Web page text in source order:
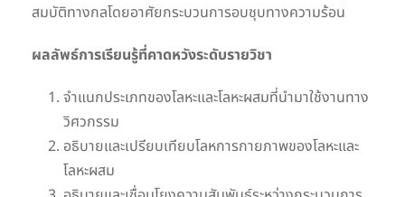
สมบัติทางกลโดยอาศัยกระบวนการอบชุบทางความร้อน
ผลลัพธ์การเรียนรู้ที่คาดหวังระดับรายวิชา
จำแนกประเภทของโลหะและโลหะผสมที่นำมาใช้งานทาง
วิศวกรรม
อธิบายและเปรียบเทียบโลหการกายภาพของโลหะและ
โลหะผสม